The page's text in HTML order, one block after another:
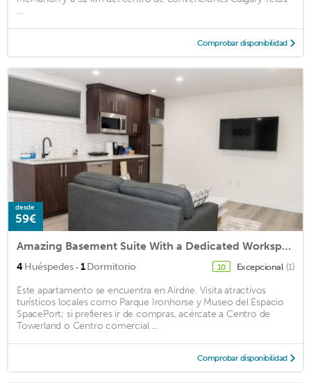
...
Comprobar disponibilidad
desde
59€
Amazing Basement Suite With a Dedicated Workspace
4Huéspedes · 1Dormitorio 10 Excepcional (1)
Este apartamento se encuentra en Airdrie. Visita atractivos
turísticos locales como Parque Ironhorse y Museo del Espacio
SpacePort; si prefieres ir de compras, acércate a Centro de
Towerland o Centro comercial ...
Comprobar disponibilidad